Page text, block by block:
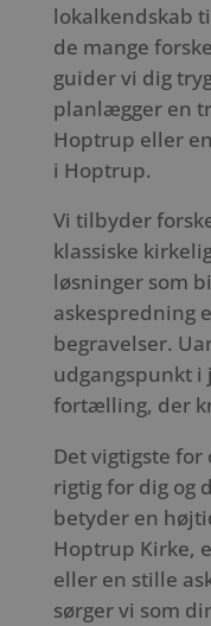
lokalkendskab
de mange
guider vi dig
planlægger en
Hoptrup eller
i Hoptrup.
Vi tilbyder
klassiske
løsninger som
askespredning
begravelser.
udgangspunkt i
fortælling, der
Det vigtigste for
rigtig for dig og
betyder en
Hoptrup Kirke,
eller en stille
sørger vi som